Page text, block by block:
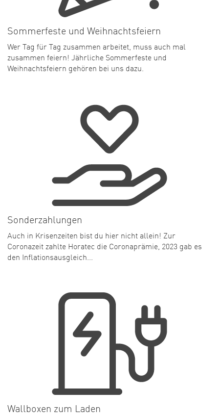
Sommerfeste und Weihnachtsfeiern
Wer Tag für Tag zusammen arbeitet, muss auch mal
zusammen feiern! Jährliche Sommerfeste und
Weihnachtsfeiern gehören bei uns dazu.
Sonderzahlungen
Auch in Krisenzeiten bist du hier nicht allein! Zur
Coronazeit zahlte Horatec die Coronaprämie, 2023 gab es
den Inflationsausgleich...
Wallboxen zum Laden